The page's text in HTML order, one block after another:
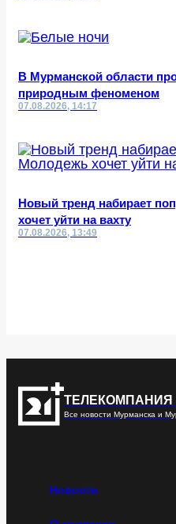
В Мурманской области
природным феноменом
07.08.2026, 14:17
Новый тренд набирает
хочет уйти на вахту
07.08.2026, 13:49
ТЕЛЕКОМПАНИЯ
Все новости Мурманска и
Новости